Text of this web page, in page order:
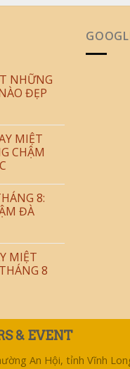
NHỮNG
ĐẸP
MIỆT
CHẬM
8:
ĐÀ
MIỆT
8
& EVENT
An Hội, tỉnh Vĩnh